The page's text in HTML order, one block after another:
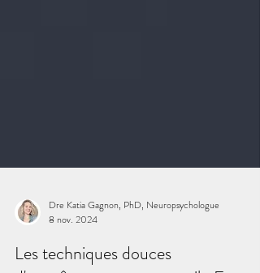
Dre Katia Gagnon, PhD, Neuropsychologue
8 nov. 2024